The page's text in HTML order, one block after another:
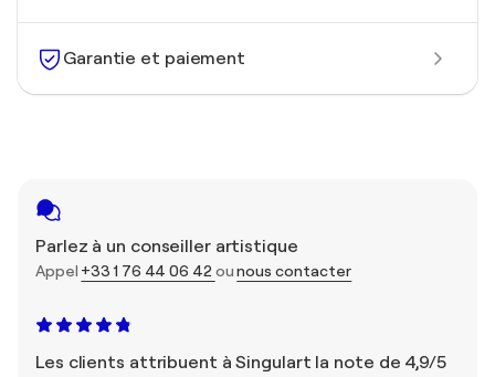
Garantie et paiement
Parlez à un conseiller artistique
Appel +33 1 76 44 06 42ounous contacter
Les clients attribuent à Singulart la note de 4,9/5